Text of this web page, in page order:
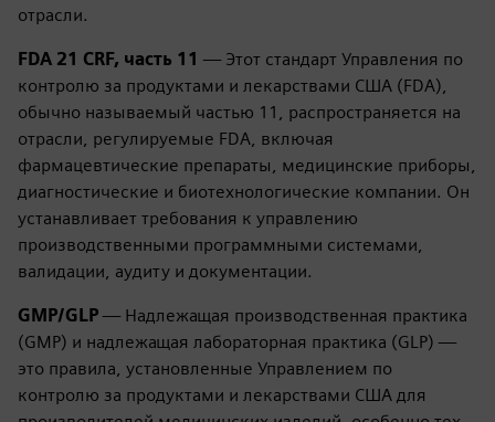
отрасли.
FDA 21 CRF, часть 11 — Этот стандарт Управления по
контролю за продуктами и лекарствами США (FDA),
обычно называемый частью 11, распространяется на
отрасли, регулируемые FDA, включая
фармацевтические препараты, медицинские приборы,
диагностические и биотехнологические компании. Он
устанавливает требования к управлению
производственными программными системами,
валидации, аудиту и документации.
GMP/GLP— Надлежащая производственная практика
(GMP) и надлежащая лабораторная практика (GLP) —
это правила, установленные Управлением по
контролю за продуктами и лекарствами США для